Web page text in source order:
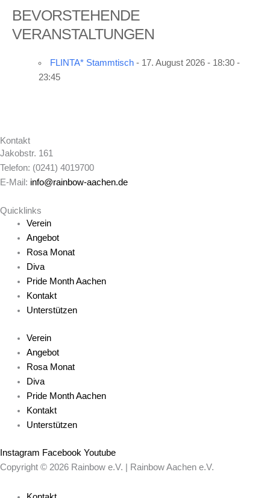
BEVORSTEHENDE
VERANSTALTUNGEN
FLINTA* Stammtisch - 17. August 2026 - 18:30 -
23:45
Kontakt
Jakobstr. 161
Telefon: (0241) 4019700
E-Mail: info@rainbow-aachen.de
Quicklinks
Verein
Angebot
Rosa Monat
Diva
Pride Month Aachen
Kontakt
Unterstützen
Verein
Angebot
Rosa Monat
Diva
Pride Month Aachen
Kontakt
Unterstützen
Instagram Facebook Youtube
Copyright © 2026 Rainbow e.V. | Rainbow Aachen e.V.